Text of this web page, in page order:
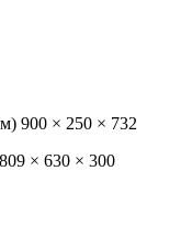
900 × 250 × 732
809 × 630 × 300